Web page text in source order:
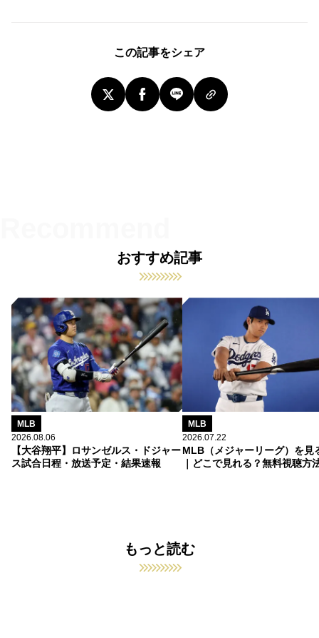
この記事をシェア
おすすめ記事
MLB
2026.08.06
【大谷翔平】ロサンゼルス・ドジャー
ス試合日程・放送予定・結果速報
MLB
2026.07.22
MLB（メジャーリーグ）を見
｜どこで見れる？無料視聴方
もっと読む